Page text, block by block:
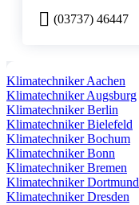
(03737) 46447
Klimatechniker Aachen
Klimatechniker Augsburg
Klimatechniker Berlin
Klimatechniker Bielefeld
Klimatechniker Bochum
Klimatechniker Bonn
Klimatechniker Bremen
Klimatechniker Dortmund
Klimatechniker Dresden